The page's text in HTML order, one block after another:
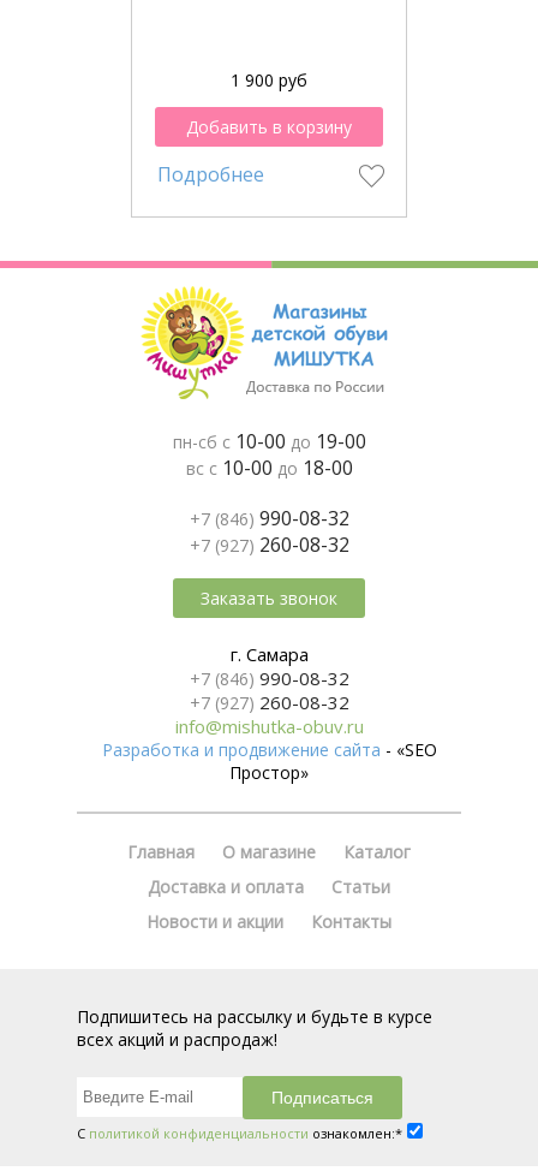
1 900 руб
Добавить в корзину
Подробнее
пн-сб с 10-00 до 19-00
вс с 10-00 до 18-00
+7 (846) 990-08-32
+7 (927) 260-08-32
Заказать звонок
г. Самара
+7 (846) 990-08-32
+7 (927) 260-08-32
info@mishutka-obuv.ru
Разработка и продвижение сайта - «SEO
Простор»
Главная О магазине
Каталог
Доставка и оплата
Статьи
Новости и акции
Контакты
Подпишитесь на рассылку и будьте в курсе
всех акций и распродаж!
С политикой конфиденциальности ознакомлен:*